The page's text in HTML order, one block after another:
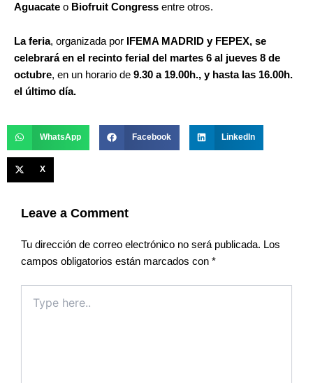
Aguacate o Biofruit Congress entre otros.
La feria, organizada por IFEMA MADRID y FEPEX, se
celebrará en el recinto ferial del martes 6 al jueves 8 de
octubre, en un horario de 9.30 a 19.00h., y hasta las 16.00h.
el último día.
WhatsApp Facebook LinkedIn
X
Leave a Comment
Tu dirección de correo electrónico no será publicada. Los
campos obligatorios están marcados con *
here..